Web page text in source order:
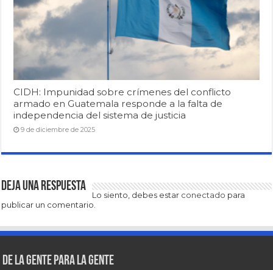
CIDH: Impunidad sobre crímenes del conflicto
armado en Guatemala responde a la falta de
independencia del sistema de justicia
9 de diciembre de 2025
Deja una respuesta
Lo siento, debes estar conectado para
publicar un comentario.
De la gente para la gente